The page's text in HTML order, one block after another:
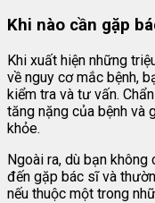
Khi nào cần gặp
Khi xuất hiện những
về nguy cơ mắc bệnh,
kiểm tra và tư vấn.
tăng nặng của bệnh và
khỏe.
Ngoài ra, dù bạn
đến gặp bác sĩ và
nếu thuộc một trong